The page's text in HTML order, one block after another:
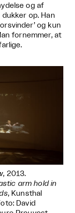
og af
op. Han
og kun
fornemmer, at
, 2013.
arm hold in
, Kunsthal
David